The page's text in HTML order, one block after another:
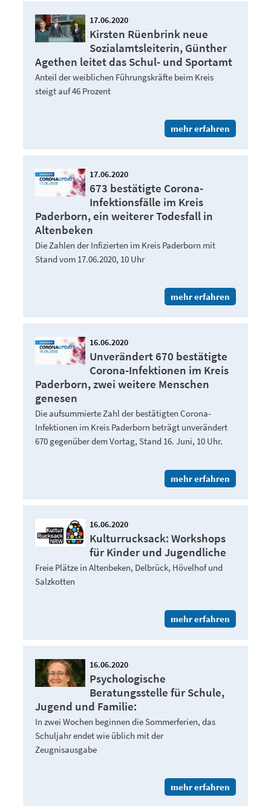
17.06.2020
Kirsten Rüenbrink neue
Sozialamtsleiterin, Günther
Agethen leitet das Schul- und Sportamt
Anteil der weiblichen Führungskräfte beim Kreis
steigt auf 46 Prozent
mehr erfahren
17.06.2020
673 bestätigte Corona-
Infektionsfälle im Kreis
Paderborn, ein weiterer Todesfall in
Altenbeken
Die Zahlen der Infizierten im Kreis Paderborn mit
Stand vom 17.06.2020, 10 Uhr
mehr erfahren
16.06.2020
Unverändert 670 bestätigte
Corona-Infektionen im Kreis
Paderborn, zwei weitere Menschen
genesen
Die aufsummierte Zahl der bestätigten Corona-
Infektionen im Kreis Paderborn beträgt unverändert
670 gegenüber dem Vortag, Stand 16. Juni, 10 Uhr.
mehr erfahren
16.06.2020
Kulturrucksack: Workshops
für Kinder und Jugendliche
Freie Plätze in Altenbeken, Delbrück, Hövelhof und
Salzkotten
mehr erfahren
16.06.2020
Psychologische
Beratungsstelle für Schule,
Jugend und Familie:
In zwei Wochen beginnen die Sommerferien, das
Schuljahr endet wie üblich mit der
Zeugnisausgabe
mehr erfahren